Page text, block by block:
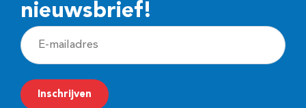
nieuwsbrief!
E
-
m
a
Inschrijven